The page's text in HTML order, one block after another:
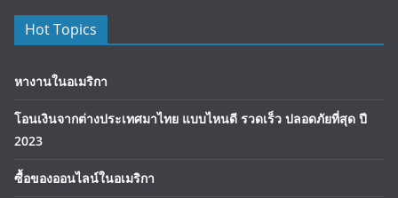
Hot Topics
หางานในอเมริกา
โอนเงินจากต่างประเทศมาไทย แบบไหนดี รวดเร็ว ปลอดภัยที่สุด ปี
2023
ซื้อของออนไลน์ในอเมริกา